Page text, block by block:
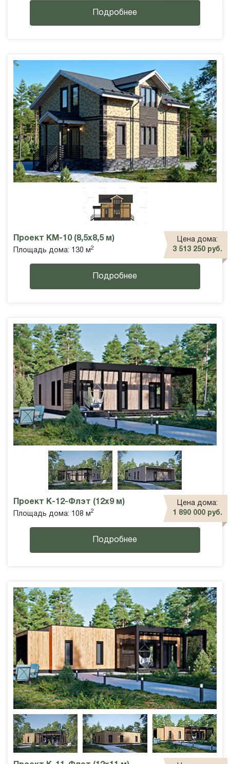
Подробнее
Проект КМ-10 (8,5х8,5 м)
Площадь дома: 130 м2
Цена дома:
3 513 250 руб.
Подробнее
Проект К-12-Флэт (12х9 м)
Площадь дома: 108 м2
Цена дома:
1 890 000 руб.
Подробнее